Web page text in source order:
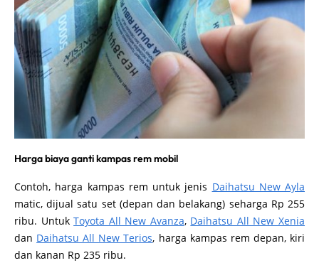
Harga biaya ganti kampas rem mobil
Contoh, harga kampas rem untuk jenis Daihatsu New Ayla
matic, dijual satu set (depan dan belakang) seharga Rp 255
ribu. UntukToyota All New Avanza, Daihatsu All New Xenia
dan Daihatsu All New Terios, harga kampas rem depan, kiri
dan kanan Rp 235 ribu.